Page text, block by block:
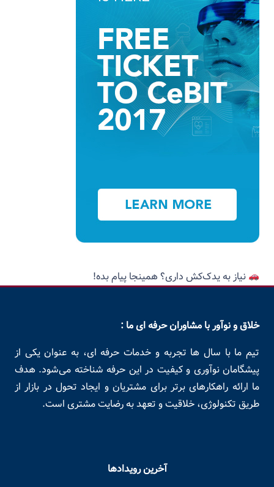
نیاز به یدک‌کش داری؟ همینجا پیام بده!
خلاق و نوآور با مشاوران حرفه ای ما :
تیم ما با سال ها تجربه و خدمات حرفه ای، به عنوان یکی از
پیشگامان نوآوری و کیفیت در این حرفه شناخته می‌شود. هدف
ما ارائه راهکارهای برتر برای مشتریان و ایجاد تحول در بازار از
طریق تکنولوژی، خلاقیت و تعهد به رضایت مشتری است.
آخرین رویدادها